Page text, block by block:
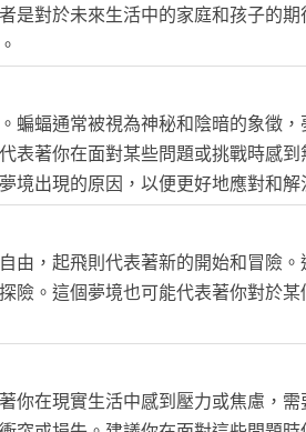
是對於未來生活中的家庭和孩子的
蝙蝠通常被視為神秘和陰暗的象徵
表著你在面對某些問題或挑戰時感
境出現的原因，以便更好地應對和解
由，起飛則代表著新的開始和冒險
險。這個夢境也可能代表著你對於
你在現實生活中感到壓力或焦慮，